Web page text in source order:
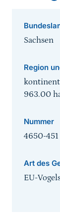
Sachsen
Region
963.00
Nummer
4650-451
Art des
EU-